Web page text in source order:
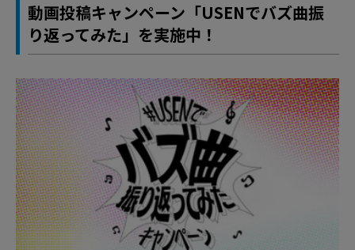
動画投稿キャンペーン「USENでバズ曲振
り返ってみた」を実施中！